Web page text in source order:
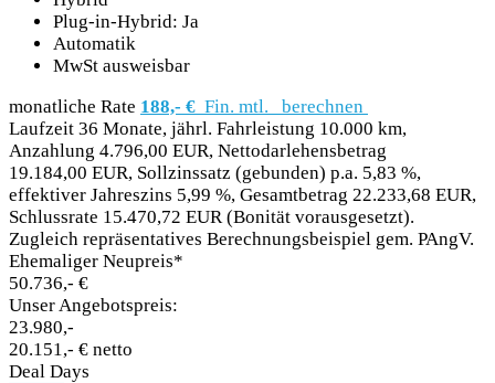
Plug-in-Hybrid: Ja
Automatik
MwSt ausweisbar
monatliche Rate 188,- € Fin. mtl.
berechnen
Laufzeit 36 Monate, jährl. Fahrleistung 10.000 km,
Anzahlung 4.796,00 EUR, Nettodarlehensbetrag
19.184,00 EUR, Sollzinssatz (gebunden) p.a. 5,83 %,
effektiver Jahreszins 5,99 %, Gesamtbetrag 22.233,68 EUR,
Schlussrate 15.470,72 EUR (Bonität vorausgesetzt).
Zugleich repräsentatives Berechnungsbeispiel gem. PAngV.
Ehemaliger Neupreis*
50.736,- €
Unser Angebotspreis:
23.980,-
20.151,- € netto
Deal Days